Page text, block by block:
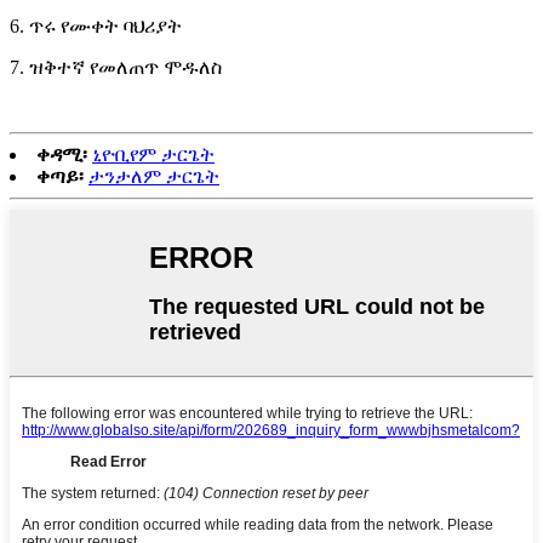
6. ጥሩ የሙቀት ባህሪያት
7. ዝቅተኛ የመለጠጥ ሞዱለስ
ቀዳሚ፡ ኒዮቢየም ታርጌት
ቀጣይ፡ ታንታለም ታርጌት